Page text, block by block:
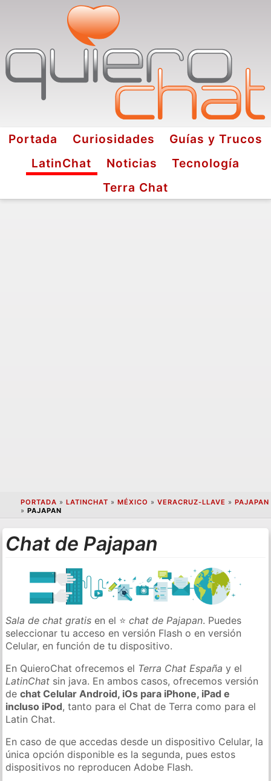
Portada Curiosidades
Guías y Trucos
LatinChat
Noticias
Tecnología
Terra Chat
PORTADA » LATINCHAT » MÉXICO » VERACRUZ-LLAVE » PAJAPAN
» PAJAPAN
Chat de Pajapan
Sala de chat gratis en el ⭐chat de Pajapan. Puedes
seleccionar tu acceso en versión Flash o en versión
Celular, en función de tu dispositivo.
En QuieroChat ofrecemos el Terra Chat España y el
LatinChat sin java. En ambos casos, ofrecemos versión
dechat Celular Android, iOs para iPhone, iPad e
incluso iPod, tanto para el Chat de Terra como para el
Latin Chat.
En caso de que accedas desde un dispositivo Celular, la
única opción disponible es la segunda, pues estos
dispositivos no reproducen Adobe Flash.